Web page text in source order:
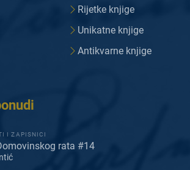
Rijetke knjige
Unikatne knjige
Antikvarne knjige
I ZAPISNICI
rata #14